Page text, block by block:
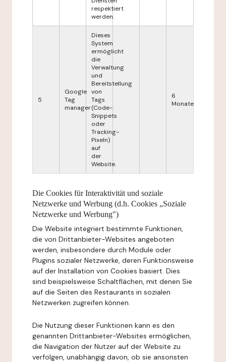
respektiert
werden.
5
Google
Tag
manager
Dieses
System
ermöglicht
die
Verwaltung
und
Bereitstellung
von
Tags
(Code-
Snippets
oder
Tracking-
Pixeln)
auf
der
Website.
6
Monate
Die Cookies für Interaktivität und soziale
Netzwerke und Werbung (d.h. Cookies „Soziale
Netzwerke und Werbung")
Die Website integriert bestimmte Funktionen,
die von Drittanbieter-Websites angeboten
werden, insbesondere durch Module oder
Plugins sozialer Netzwerke, deren Funktionsweise
auf der Installation von Cookies basiert. Dies
sind beispielsweise Schaltflächen, mit denen Sie
auf die Seiten des Restaurants in sozialen
Netzwerken zugreifen können.
Die Nutzung dieser Funktionen kann es den
genannten Drittanbieter-Websites ermöglichen,
die Navigation der Nutzer auf der Website zu
verfolgen, unabhängig davon, ob sie ansonsten